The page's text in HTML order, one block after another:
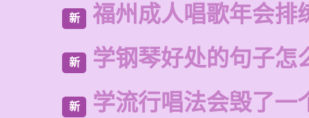
新 福州成人唱歌年会排
新 学钢琴好处的句子怎
新 学流行唱法会毁了一